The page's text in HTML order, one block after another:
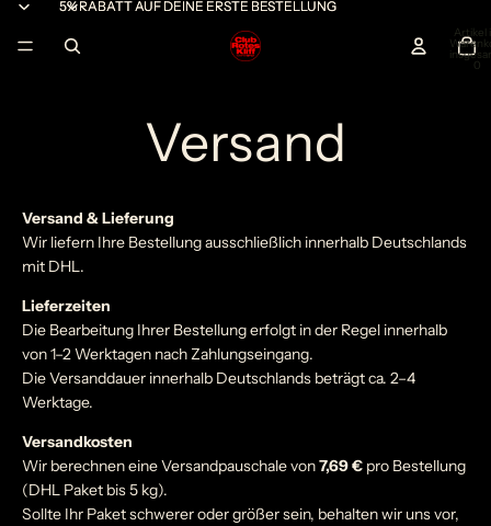
5% RABATT AUF DEINE ERSTE BESTELLUNG
5% RABATT AUF DEINE ERSTE BESTELLUNG
Artikel
0
Versand
Versand & Lieferung
Wir liefern Ihre Bestellung ausschließlich innerhalb Deutschlands
mit DHL.
Lieferzeiten
Die Bearbeitung Ihrer Bestellung erfolgt in der Regel innerhalb
von 1–2 Werktagen nach Zahlungseingang.
Die Versanddauer innerhalb Deutschlands beträgt ca. 2–4
Werktage.
Versandkosten
Wir berechnen eine Versandpauschale von7,69 € pro Bestellung
(DHL Paket bis 5 kg).
Sollte Ihr Paket schwerer oder größer sein, behalten wir uns vor,